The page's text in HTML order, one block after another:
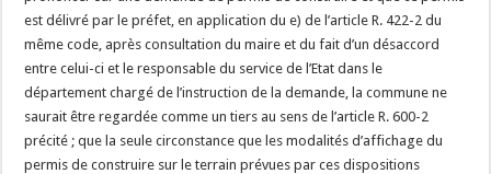
est délivré par le préfet, en application du e) de l’article R. 422-2 du
même code, après consultation du maire et du fait d’un désaccord
entre celui-ci et le responsable du service de l’Etat dans le
département chargé de l’instruction de la demande, la commune ne
saurait être regardée comme un tiers au sens de l’article R. 600-2
précité ; que la seule circonstance que les modalités d’affichage du
permis de construire sur le terrain prévues par ces dispositions